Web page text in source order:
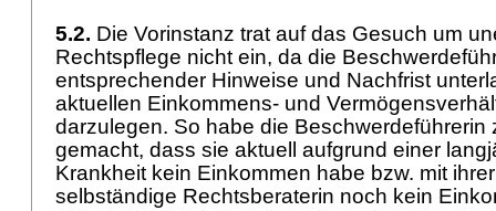
5.2. Die Vorinstanz trat auf das Gesuch um
Rechtspflege nicht ein, da die
entsprechender Hinweise und Nachfrist
aktuellen Einkommens- und
darzulegen. So habe die Beschwerdeführerin
gemacht, dass sie aktuell aufgrund einer
Krankheit kein Einkommen habe bzw. mit
selbständige Rechtsberaterin noch kein